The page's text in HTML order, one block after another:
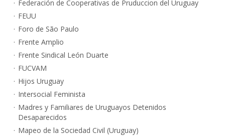
Federación de Cooperativas de Pruduccion del Uruguay
FEUU
Foro de São Paulo
Frente Amplio
Frente Sindical León Duarte
FUCVAM
Hijos Uruguay
Intersocial Feminista
Madres y Familiares de Uruguayos Detenidos
Desaparecidos
Mapeo de la Sociedad Civil (Uruguay)